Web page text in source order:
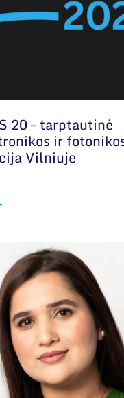
20 – tarptautinė
ir
Vilniuje